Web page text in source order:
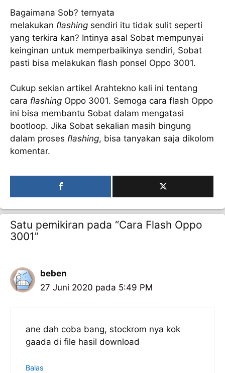
Bagaimana Sob? ternyata
melakukan flashing sendiri itu tidak sulit seperti
yang terkira kan? Intinya asal Sobat mempunyai
keinginan untuk memperbaikinya sendiri, Sobat
pasti bisa melakukan flash ponsel Oppo 3001.
Cukup sekian artikel Arahtekno kali ini tentang
cara flashing Oppo 3001. Semoga cara flash Oppo
ini bisa membantu Sobat dalam mengatasi
bootloop. Jika Sobat sekalian masih bingung
dalam proses flashing, bisa tanyakan saja dikolom
komentar.
Satu pemikiran pada “Cara Flash Oppo
3001”
beben
27 Juni 2020 pada 5:49 PM
ane dah coba bang, stockrom nya kok
gaada di file hasil download
Balas